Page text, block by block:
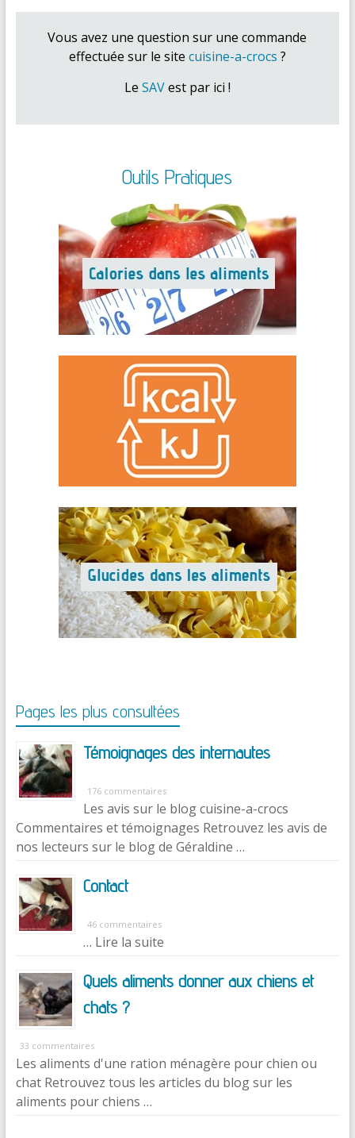
Vous avez une question sur une commande
effectuée sur le site cuisine-a-crocs ?
Le SAVest par ici !
Outils Pratiques
Pages les plus consultées
Témoignages des internautes
176 commentaires
Les avis sur le blog cuisine-a-crocs
Commentaires et témoignages Retrouvez les avis de
nos lecteurs sur le blog de Géraldine …
Contact
46 commentaires
… Lire la suite
Quels aliments donner aux chiens et
chats ?
33 commentaires
Les aliments d'une ration ménagère pour chien ou
chat Retrouvez tous les articles du blog sur les
aliments pour chiens …